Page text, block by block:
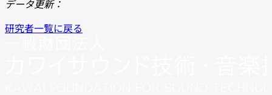
データ更新：
研究者一覧に戻る